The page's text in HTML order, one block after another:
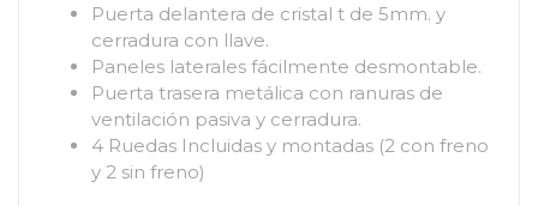
Puerta delantera de cristal t de 5mm. y
cerradura con llave.
Paneles laterales fácilmente desmontable.
Puerta trasera metálica con ranuras de
ventilación pasiva y cerradura.
4 Ruedas Incluidas y montadas (2 con freno
y 2 sin freno)